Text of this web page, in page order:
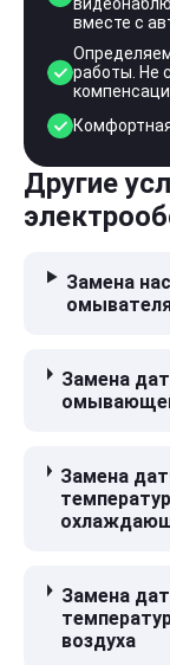
вместе с
работы. Не
Другие
Замена
Замена
Замена
Замена
воздуха